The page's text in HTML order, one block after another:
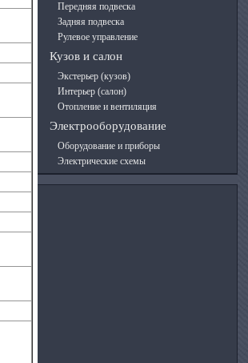
Передняя подвеска
Задняя подвеска
Рулевое управление
Кузов и салон
Экстерьер (кузов)
Интерьер (салон)
Отопление и вентиляция
Электрооборудование
Оборудование и приборы
Электрические схемы